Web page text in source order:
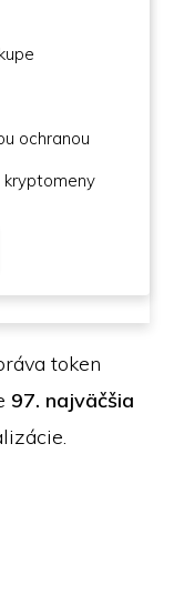
ochranou
kryptomeny
token
97. najväčšia